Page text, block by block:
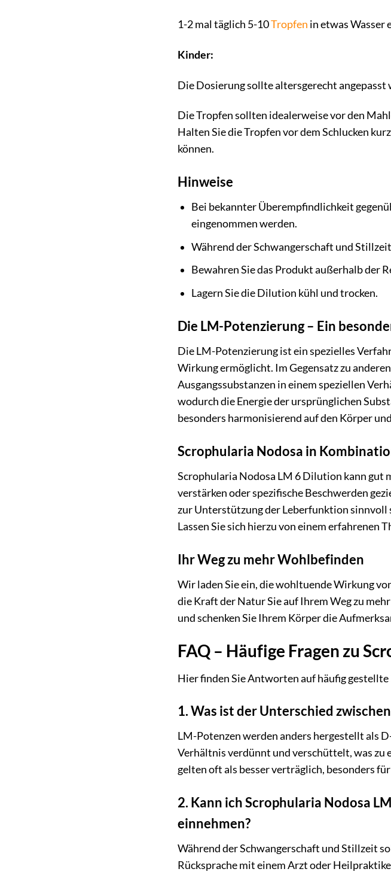
1-2 mal täglich 5-10Tropfen in etwas Wasser
Kinder:
Die Dosierung sollte altersgerecht
Die Tropfen sollten idealerweise vor den
Halten Sie die Tropfen vor dem Schlucken
können.
Hinweise
Bei bekannter Überempfindlichkeit
eingenommen werden.
Während der Schwangerschaft und
Bewahren Sie das Produkt außerhalb der
Lagern Sie die Dilution kühl und trocken.
Die LM-Potenzierung – Ein
Die LM-Potenzierung ist ein spezielles
Wirkung ermöglicht. Im Gegensatz zu
Ausgangssubstanzen in einem speziellen
wodurch die Energie der ursprünglichen
besonders harmonisierend auf den Körper
Scrophularia Nodosa in
Scrophularia Nodosa LM 6 Dilution kann
verstärken oder spezifische Beschwerden
zur Unterstützung der Leberfunktion sinnvoll
Lassen Sie sich hierzu von einem erfahrenen
Ihr Weg zu mehr Wohlbefinden
Wir laden Sie ein, die wohltuende Wirkung
die Kraft der Natur Sie auf Ihrem Weg zu
und schenken Sie Ihrem Körper die
FAQ – Häufige Fragen zu
Hier finden Sie Antworten auf häufig
1. Was ist der Unterschied
LM-Potenzen werden anders hergestellt als
Verhältnis verdünnt und verschüttelt, was zu
gelten oft als besser verträglich, besonders
2. Kann ich Scrophularia Nodosa
einnehmen?
Während der Schwangerschaft und Stillzeit
Rücksprache mit einem Arzt oder